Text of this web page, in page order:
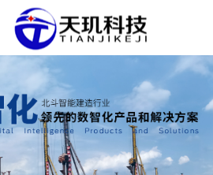
网站首页
系统中心